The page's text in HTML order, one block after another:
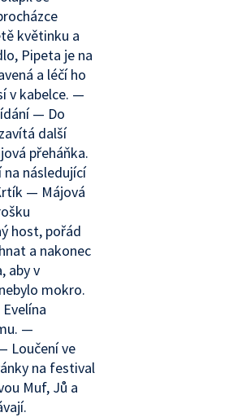
květinku a
Pipeta je na
a léčí ho
v kabelce. —
— Do
další
přeháňka.
na následující
— Májová
host, pořád
a nakonec
aby v
mokro.
—
Loučení ve
na festival
Muf, Jů a